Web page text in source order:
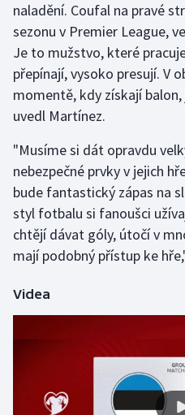
Házená
Jezdectví
Judo
Lezení
Lyže a snowboard
Moderní pětiboj
Plavání
naladění. Coufal na pravé
sezonu v Premier League,
Je to mužstvo, které
přepínají, vysoko presují. V
momentě, kdy získají
uvedl Martínez.
"Musíme si dát opravdu
nebezpečné prvky v jejich
bude fantastický zápas na
styl fotbalu si fanoušci
chtějí dávat góly, útočí v
mají podobný přístup ke
Videa